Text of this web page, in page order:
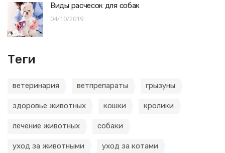
Виды расчесок для собак
04/10/2019
Теги
ветеринария ветпрепараты грызуны
здоровье животных кошки кролики
лечение животных собаки
уход за животными уход за котами